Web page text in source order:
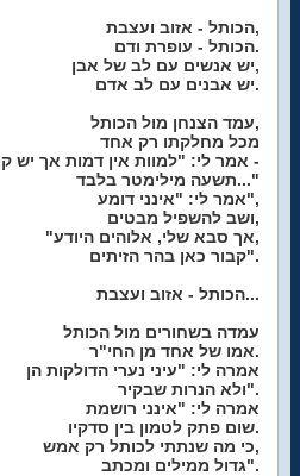
הכותל - אזוב ועצבת,
הכותל - עופרת ודם.
יש אנשים עם לב של אבן,
יש אבנים עם לב אדם.
עמד הצנחן מול הכותל,
מכל מחלקתו רק אחד
אמר לי: "למוות אין דמות אך יש קוטר -
תשעה מילימטר בלבד..."
אמר לי: "אינני דומע",
ושב להשפיל מבטים,
"אך סבא שלי, אלוהים היודע,
קבור כאן בהר הזיתים".
הכותל - אזוב ועצבת...
עמדה בשחורים מול הכותל
אמו של אחד מן החי"ר.
אמרה לי: "עיני נערי הדולקות הן
ולא הנרות שבקיר".
אמרה לי: "אינני רושמת
שום פתק לטמון בין סדקיו.
כי מה שנתתי לכותל רק אמש,
גדול ממילים ומכתב".